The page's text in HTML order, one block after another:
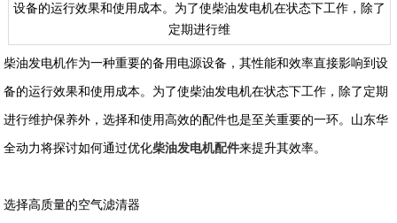
设备的运行效果和使用成本。为了使柴油发电机在状态下工作，除了
定期进行维
柴油发电机作为一种重要的备用电源设备，其性能和效率直接影响到设
备的运行效果和使用成本。为了使柴油发电机在状态下工作，除了定期
进行维护保养外，选择和使用高效的配件也是至关重要的一环。山东华
全动力将探讨如何通过优化柴油发电机配件来提升其效率。
选择高质量的空气滤清器